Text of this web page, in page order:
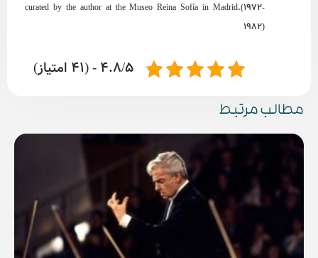
curated by the author at the Museo Reina Sofía in Madrid.(1972-
1982)
4.8/5 - (41 امتیاز)
مطالب مرتبط